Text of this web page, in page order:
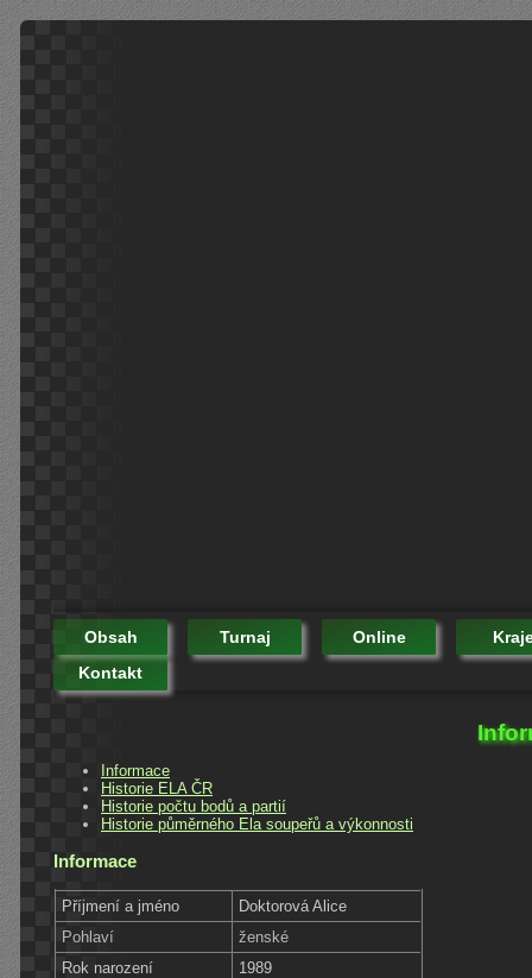
Obsah Turnaj Online
Kontakt
Informace
Historie ELA ČR
Historie počtu bodů a partií
Historie půměrného Ela soupeřů a výkonnosti
Informace
Příjmení a jméno
Doktorová Alice
Pohlaví
ženské
Rok narození
1989